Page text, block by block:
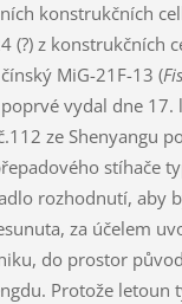
konstrukčních
(?) z konstrukčních
MiG-21F-13 (
vydal dne 17.
ze Shenyangu
stíhače
rozhodnutí, aby
za účelem
do prostor
Protože letoun